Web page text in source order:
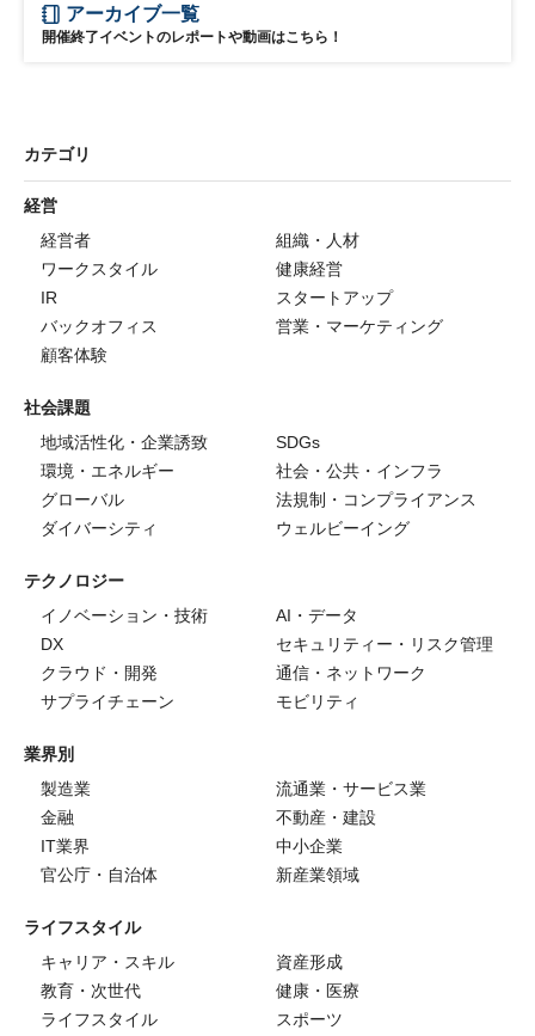
アーカイブ一覧
開催終了イベントのレポートや動画はこちら！
カテゴリ
経営
経営者
組織・人材
ワークスタイル
健康経営
IR
スタートアップ
バックオフィス
営業・マーケティング
顧客体験
社会課題
地域活性化・企業誘致
SDGs
環境・エネルギー
社会・公共・インフラ
グローバル
法規制・コンプライアンス
ダイバーシティ
ウェルビーイング
テクノロジー
イノベーション・技術
AI・データ
DX
セキュリティー・リスク管理
クラウド・開発
通信・ネットワーク
サプライチェーン
モビリティ
業界別
製造業
流通業・サービス業
金融
不動産・建設
IT業界
中小企業
官公庁・自治体
新産業領域
ライフスタイル
キャリア・スキル
資産形成
教育・次世代
健康・医療
ライフスタイル
スポーツ